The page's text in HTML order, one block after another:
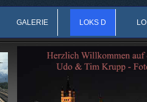
GALERIE LOKS D